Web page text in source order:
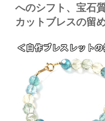
へのシフト、宝石
カットブレスの留